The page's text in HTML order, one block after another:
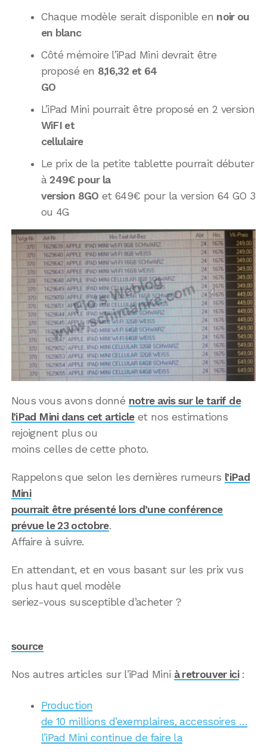
Chaque modèle serait disponible en noir ou
en blanc
Côté mémoire l’iPad Mini devrait être
proposé en 8,16,32 et 64
GO
L’iPad Mini pourrait être proposé en 2 version
WiFI et
cellulaire
Le prix de la petite tablette pourrait débuter
à249€ pour la
version 8GO et 649€ pour la version 64 GO 3
ou 4G
Nous vous avons donné notre avis sur le tarif de
l’iPad Mini dans cet articleet nos estimations
rejoignent plus ou
moins celles de cette photo.
Rappelons que selon les dernières rumeurs l’iPad
Mini
pourrait être présenté lors d’une conférence
prévue le 23 octobre.
Affaire à suivre.
En attendant, et en vous basant sur les prix vus
plus haut quel modèle
seriez-vous susceptible d’acheter ?
source
Nos autres articles sur l’iPad Mini à retrouver ici:
Production
de 10 millions d’exemplaires, accessoires …
l’iPad Mini continue de faire la